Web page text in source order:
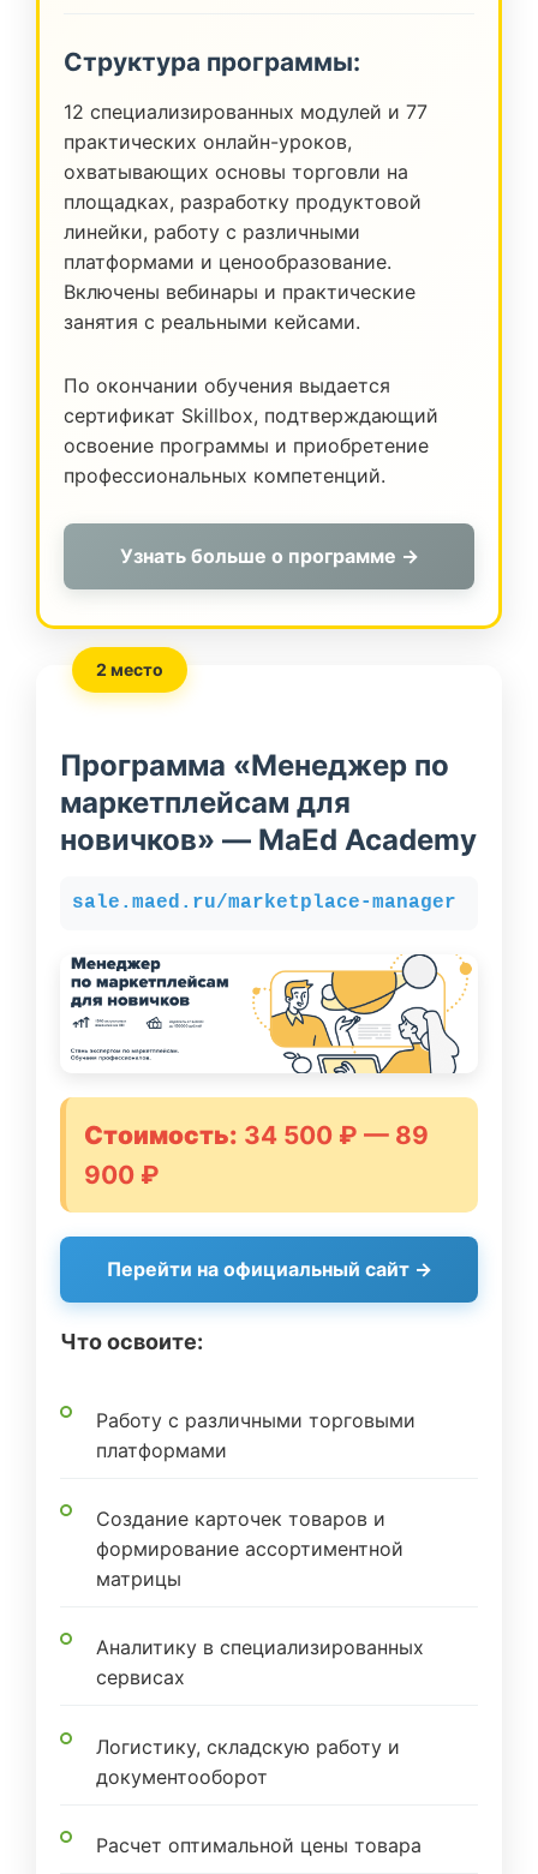
Структура программы:
12 специализированных модулей и 77
практических онлайн-уроков,
охватывающих основы торговли на
площадках, разработку продуктовой
линейки, работу с различными
платформами и ценообразование.
Включены вебинары и практические
занятия с реальными кейсами.
По окончании обучения выдается
сертификат Skillbox, подтверждающий
освоение программы и приобретение
профессиональных компетенций.
Узнать больше о программе →
2 место
Программа «Менеджер по
маркетплейсам для
новичков» — MaEd Academy
sale.maed.ru/marketplace-manager
Стоимость: 34 500 ₽ — 89
900 ₽
Перейти на официальный сайт →
Что освоите:
Работу с различными торговыми
платформами
Создание карточек товаров и
формирование ассортиментной
матрицы
Аналитику в специализированных
сервисах
Логистику, складскую работу и
документооборот
Расчет оптимальной цены товара